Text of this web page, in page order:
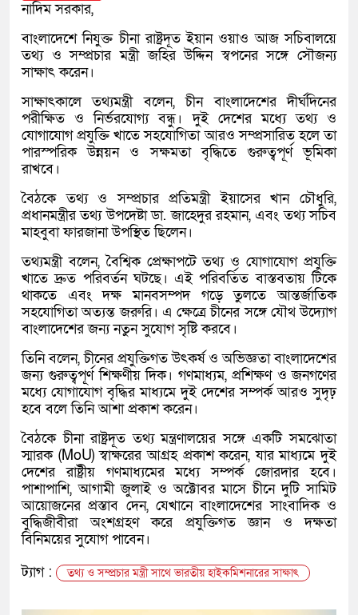
নাদিম সরকার,
বাংলাদেশে নিযুক্ত চীনা রাষ্ট্রদূত ইয়ান ওয়াও আজ সচিবালয়ে
তথ্য ও সম্প্রচার মন্ত্রী জহির উদ্দিন স্বপনের সঙ্গে সৌজন্য
সাক্ষাৎ করেন।
সাক্ষাৎকালে তথ্যমন্ত্রী বলেন, চীন বাংলাদেশের দীর্ঘদিনের
পরীক্ষিত ও নির্ভরযোগ্য বন্ধু। দুই দেশের মধ্যে তথ্য ও
যোগাযোগ প্রযুক্তি খাতে সহযোগিতা আরও সম্প্রসারিত হলে তা
পারস্পরিক উন্নয়ন ও সক্ষমতা বৃদ্ধিতে গুরুত্বপূর্ণ ভূমিকা
রাখবে।
বৈঠকে তথ্য ও সম্প্রচার প্রতিমন্ত্রী ইয়াসের খান চৌধুরি,
প্রধানমন্ত্রীর তথ্য উপদেষ্টা ডা. জাহেদুর রহমান, এবং তথ্য সচিব
মাহবুবা ফারজানা উপস্থিত ছিলেন।
তথ্যমন্ত্রী বলেন, বৈশ্বিক প্রেক্ষাপটে তথ্য ও যোগাযোগ প্রযুক্তি
খাতে দ্রুত পরিবর্তন ঘটছে। এই পরিবর্তিত বাস্তবতায় টিকে
থাকতে এবং দক্ষ মানবসম্পদ গড়ে তুলতে আন্তর্জাতিক
সহযোগিতা অত্যন্ত জরুরি। এ ক্ষেত্রে চীনের সঙ্গে যৌথ উদ্যোগ
বাংলাদেশের জন্য নতুন সুযোগ সৃষ্টি করবে।
তিনি বলেন, চীনের প্রযুক্তিগত উৎকর্ষ ও অভিজ্ঞতা বাংলাদেশের
জন্য গুরুত্বপূর্ণ শিক্ষণীয় দিক। গণমাধ্যম, প্রশিক্ষণ ও জনগণের
মধ্যে যোগাযোগ বৃদ্ধির মাধ্যমে দুই দেশের সম্পর্ক আরও সুদৃঢ়
হবে বলে তিনি আশা প্রকাশ করেন।
বৈঠকে চীনা রাষ্ট্রদূত তথ্য মন্ত্রণালয়ের সঙ্গে একটি সমঝোতা
স্মারক (MoU) স্বাক্ষরের আগ্রহ প্রকাশ করেন, যার মাধ্যমে দুই
দেশের রাষ্ট্রীয় গণমাধ্যমের মধ্যে সম্পর্ক জোরদার হবে।
পাশাপাশি, আগামী জুলাই ও অক্টোবর মাসে চীনে দুটি সামিট
আয়োজনের প্রস্তাব দেন, যেখানে বাংলাদেশের সাংবাদিক ও
বুদ্ধিজীবীরা অংশগ্রহণ করে প্রযুক্তিগত জ্ঞান ও দক্ষতা
বিনিময়ের সুযোগ পাবেন।
ট্যাগ :
তথ্য ও সম্প্রচার মন্ত্রী সাথে ভারতীয় হাইকমিশনারের সাক্ষাৎ